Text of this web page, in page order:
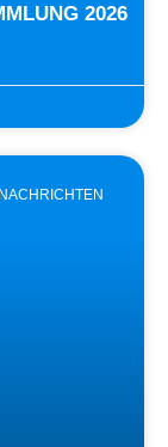
2026
NACHRICHTEN